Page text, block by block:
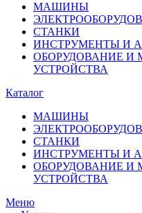
МАШИНЫ
СТАНКИ
ИНСТРУМЕНТЫ И
ОБОРУДОВАНИЕ И
УСТРОЙСТВА
Каталог
МАШИНЫ
СТАНКИ
ИНСТРУМЕНТЫ И
ОБОРУДОВАНИЕ И
УСТРОЙСТВА
Меню